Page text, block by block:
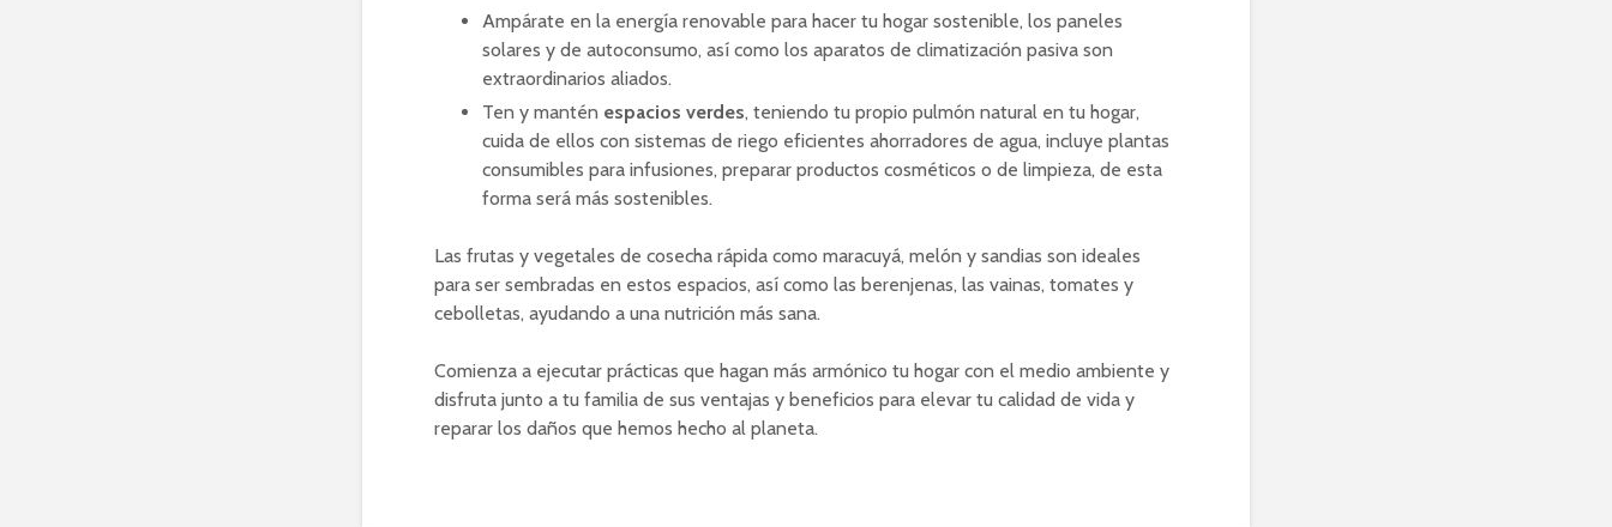
Ampárate en la energía renovable para hacer tu hogar sostenible, los paneles
solares y de autoconsumo, así como los aparatos de climatización pasiva son
extraordinarios aliados.
Ten y mantén espacios verdes, teniendo tu propio pulmón natural en tu hogar,
cuida de ellos con sistemas de riego eficientes ahorradores de agua, incluye plantas
consumibles para infusiones, preparar productos cosméticos o de limpieza, de esta
forma será más sostenibles.
Las frutas y vegetales de cosecha rápida como maracuyá, melón y sandias son ideales
para ser sembradas en estos espacios, así como las berenjenas, las vainas, tomates y
cebolletas, ayudando a una nutrición más sana.
Comienza a ejecutar prácticas que hagan más armónico tu hogar con el medio ambiente y
disfruta junto a tu familia de sus ventajas y beneficios para elevar tu calidad de vida y
reparar los daños que hemos hecho al planeta.